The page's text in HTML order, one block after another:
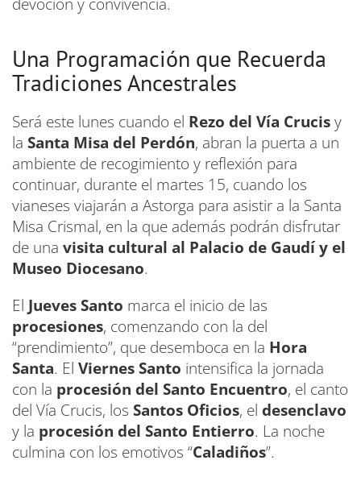
Una Programación que Recuerda
Tradiciones Ancestrales
Será este lunes cuando el Rezo del Vía Crucisy
la Santa Misa del Perdón, abran la puerta a un
ambiente de recogimiento y reflexión para
continuar, durante el martes 15, cuando los
vianeses viajarán a Astorga para asistir a la Santa
Misa Crismal, en la que además podrán disfrutar
de una visita cultural al Palacio de Gaudí y el
Museo Diocesano.
El Jueves Santo marca el inicio de las
procesiones, comenzando con la del
“prendimiento”, que desemboca en la Hora
Santa. El Viernes Santo intensifica la jornada
con la procesión del Santo Encuentro, el canto
del Vía Crucis, los Santos Oficios, el desenclavo
y la procesión del Santo Entierro. La noche
culmina con los emotivos “Caladiños”.